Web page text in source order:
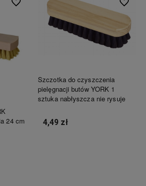
24 cm
Do ulubionych
Szczotka do czyszczenia
pielęgnacji butów YORK 1
sztuka nabłyszcza nie rysuje
4,49 zł
Do